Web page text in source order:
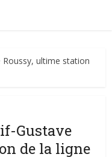
ultime station
Gustave
de la ligne